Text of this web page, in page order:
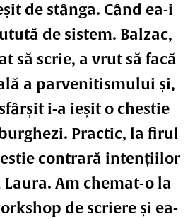
de stânga. Când ea-i
de sistem. Balzac,
să scrie, a vrut să facă
a parvenitismului și,
i-a ieșit o chestie
Practic, la firul
contrară intențiilor
Laura. Am chemat-o la
de scriere și ea-